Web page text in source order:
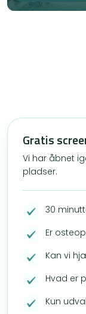
Gratis
Vi har åbnet
pladser.
30
Er
Kan vi
Hvad er
Kun